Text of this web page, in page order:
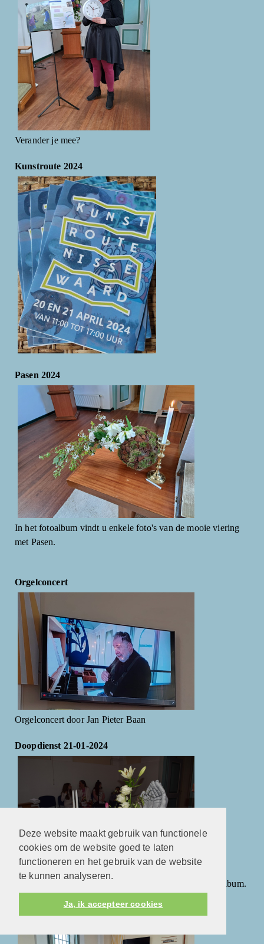
Deze website maakt gebruik van functionele
cookies om de website goed te laten
functioneren en het gebruik van de website
te kunnen analyseren.
Ja, ik accepteer cookies
Verander je mee?
Kunstroute 2024
Pasen 2024
In het fotoalbum vindt u enkele foto's van de mooie viering
met Pasen.
Orgelconcert
Orgelconcert door Jan Pieter Baan
Doopdienst 21-01-2024
Foto's van de feestelijke doopdienst vindt u in het fotoalbum.
Voorleesdag 2024